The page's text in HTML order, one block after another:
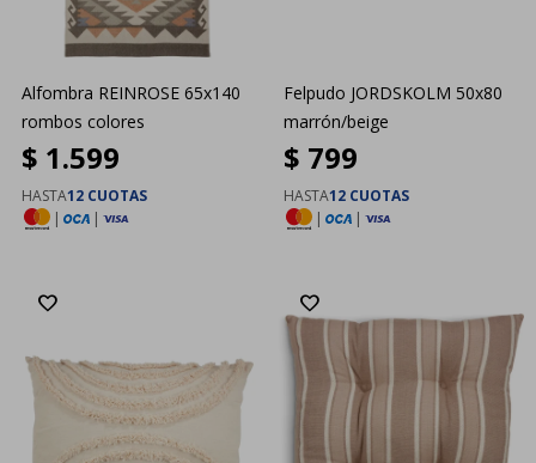
Alfombra REINROSE 65x140
rombos colores
$ 1.599
HASTA12 CUOTAS
|
|
Felpudo JORDSKOLM 50x80
marrón/beige
$ 799
HASTA12 CUOTAS
|
|